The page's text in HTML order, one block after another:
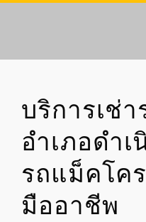
Skip
บริการเช่
อำเภอดำ
รถแม็คโค
มืออาชีพ